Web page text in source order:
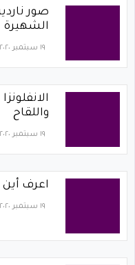
الشهيرة
١٩ سبتمبر ٢٠٢٠
واللقاح
١٩ سبتمبر ٢٠٢٠
اعرف
١٩ سبتمبر ٢٠٢٠